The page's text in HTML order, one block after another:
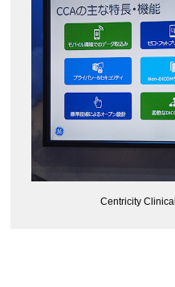
Centricity